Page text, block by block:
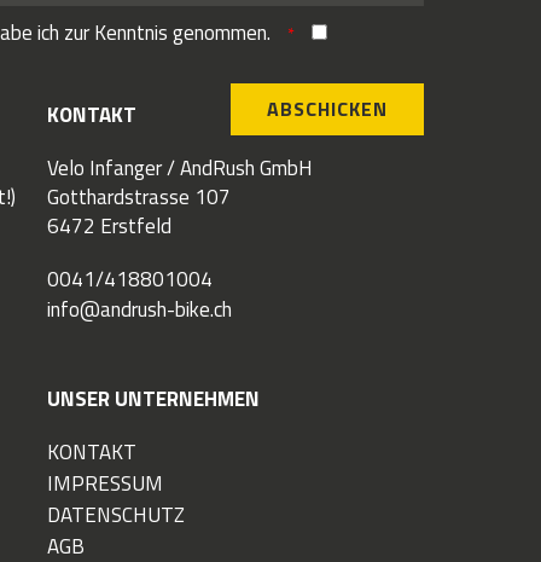
ich zur Kenntnis genommen.
ABSCHICKEN
KONTAKT
Velo Infanger / AndRush GmbH
Gotthardstrasse 107
6472 Erstfeld
0041/418801004
info@andrush-bike.ch
UNSER UNTERNEHMEN
KONTAKT
IMPRESSUM
DATENSCHUTZ
AGB